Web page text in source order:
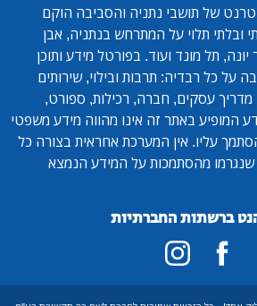
של תושבי נתניה והסביבה הוקם
ובלתי תלוי על המתרחש בנתניה, אבן
תל מונד ועוד. בפורטל מידע ותוכן
על כל רבדיה: תרבות ובילוי, שירותים
מדריך עסקים, חברה, רכילות, ספורט,
המופיע באתר זה אינו מהווה מידע משפטי
עליו. אין המערכת אחראית בצורה כל
מהסתמכות על המידע הנמצא
ברשתות החברתיות